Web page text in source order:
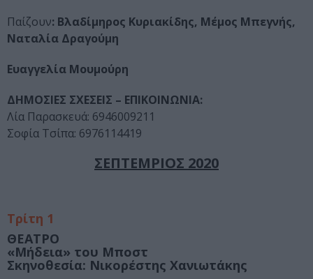
Παίζουν: Βλαδίμηρος Κυριακίδης, Μέμος Μπεγνής,
Ναταλία Δραγούμη
Ευαγγελία Μουμούρη
ΔΗΜΟΣΙΕΣ ΣΧΕΣΕΙΣ – ΕΠΙΚΟΙΝΩΝΙΑ:
Λία Παρασκευά: 6946009211
Σοφία Τσίπα: 6976114419
ΣΕΠΤΕΜΡΙΟΣ 2020
Τρίτη 1
ΘΕΑΤΡΟ
«Μήδεια» του Μποστ
Σκηνοθεσία: Νικορέστης Χανιωτάκης